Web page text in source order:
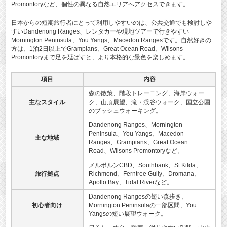
Promontoryなど、個性の異なる自然エリアへアクセスできます。
日本からの短期旅行者にとって利用しやすいのは、公共交通でも検討しや
すいDandenong Ranges、レンタカーや現地ツアーで行きやすい
Mornington Peninsula、You Yangs、Macedon Rangesです。自然好きの
方は、1泊2日以上でGrampians、Great Ocean Road、Wilsons
Promontoryまで足を延ばすと、より本格的な景色を楽しめます。
項目 内容
主なスタイル
森の散策、階段トレーニング、海岸ウォー
ク、山頂展望、滝・渓谷ウォーク、国立公園
のブッシュウォーキング。
主な地域
Dandenong Ranges、Mornington
Peninsula、You Yangs、Macedon
Ranges、Grampians、Great Ocean
Road、Wilsons Promontoryなど。
旅行拠点
メルボルンCBD、Southbank、St Kilda、
Richmond、Ferntree Gully、Dromana、
Apollo Bay、Tidal Riverなど。
初心者向け
Dandenong Rangesの短い森歩き、
Mornington Peninsulaの一部区間、You
Yangsの短い展望ウォーク。